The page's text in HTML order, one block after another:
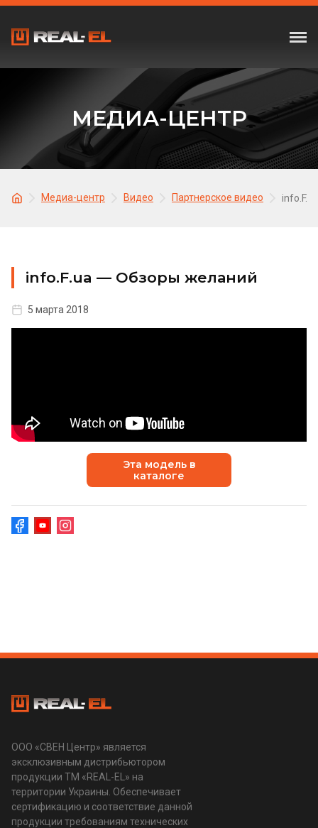
МЕДИА-ЦЕНТР
Медиа-центр Видео Партнерское видео
info.F.ua — Обзоры желаний
5 марта 2018
Эта модель в
каталоге
ООО «СВЕН Центр» является
эксклюзивным дистрибьютором
продукции ТМ «REAL-EL» на
территории Украины. Обеспечивает
сертификацию и соответствие данной
продукции требованиям технических